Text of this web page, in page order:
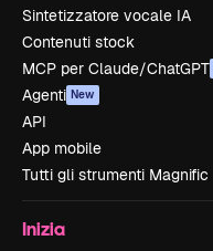
Sintetizzatore vocale IA
Contenuti stock
MCP per Claude/ChatGPT
Agenti New
API
App mobile
Tutti gli strumenti Magnific
Inizia